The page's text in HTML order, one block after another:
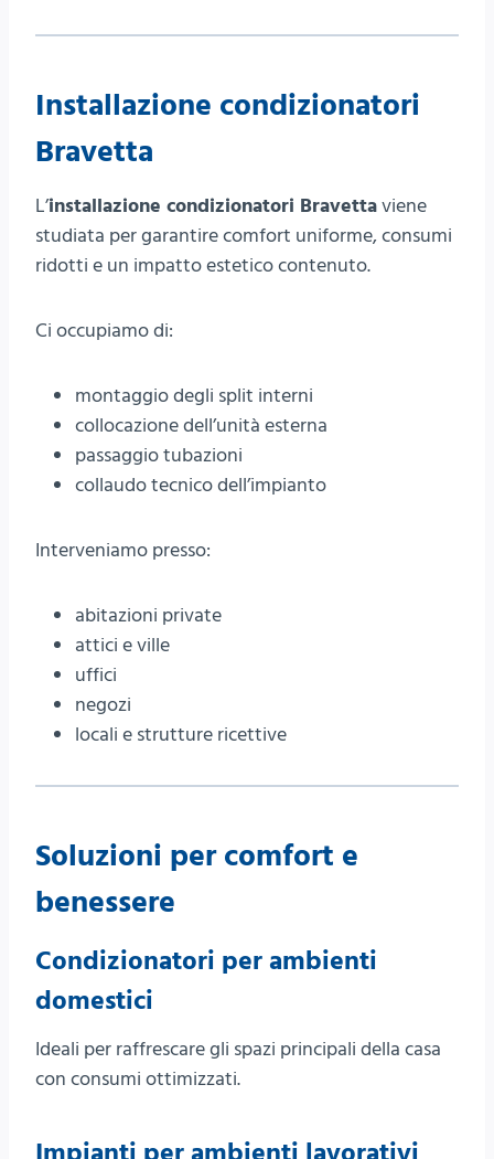
Installazione condizionatori
Bravetta
L’installazione condizionatori Bravettaviene
studiata per garantire comfort uniforme, consumi
ridotti e un impatto estetico contenuto.
Ci occupiamo di:
montaggio degli split interni
collocazione dell’unità esterna
passaggio tubazioni
collaudo tecnico dell’impianto
Interveniamo presso:
abitazioni private
attici e ville
uffici
negozi
locali e strutture ricettive
Soluzioni per comfort e
benessere
Condizionatori per ambienti
domestici
Ideali per raffrescare gli spazi principali della casa
con consumi ottimizzati.